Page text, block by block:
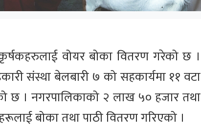
वोयर बोका वितरण गरेको छ ।
संस्था बेलबारी ७ को सहकार्यमा ११ वटा
छ । नगरपालिकाको २ लाख ५० हजार तथा
बोका तथा पाठी वितरण गरिएको ।